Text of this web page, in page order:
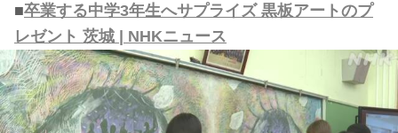
■卒業する中学3年生へサプライズ 黒板アートのプ
レゼント 茨城 | NHKニュース